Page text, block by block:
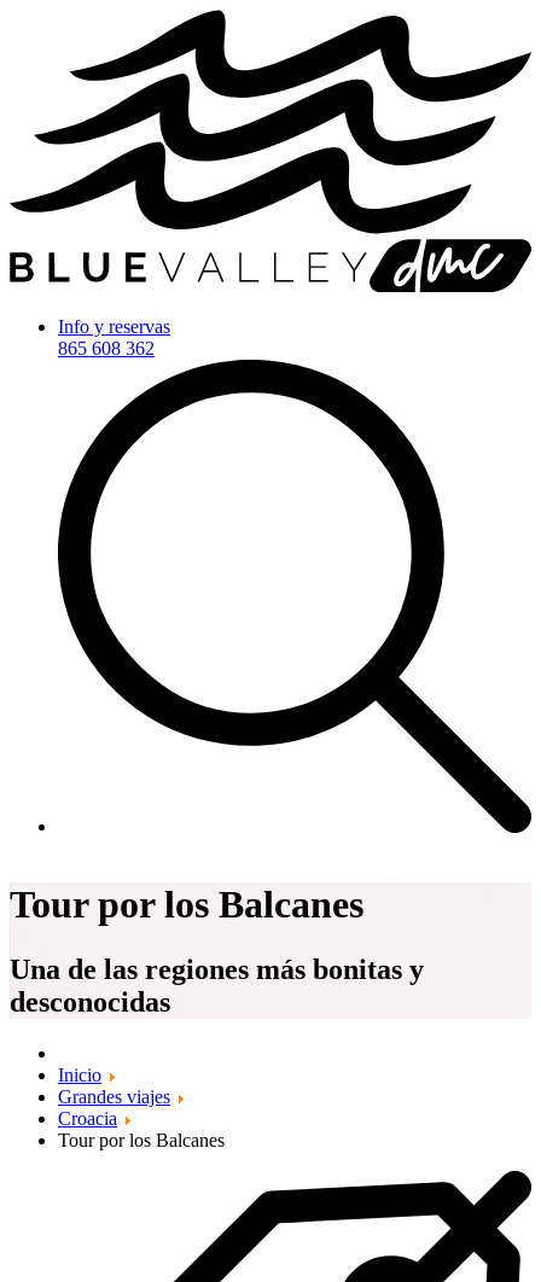
Info y reservas
865 608 362
Tour por los Balcanes
Una de las regiones más bonitas y
desconocidas
Inicio
Grandes viajes
Croacia
Tour por los Balcanes